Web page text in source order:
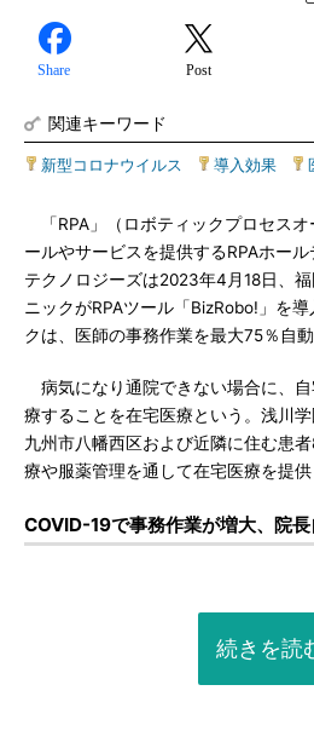
Share Post
関連キーワード
新型コロナウイルス 導入効果
「RPA」（ロボティックプロセス
ールやサービスを提供するRPAホー
テクノロジーズは2023年4月18日、
ニックがRPAツール「BizRobo!」を
クは、医師の事務作業を最大75％自動
病気になり通院できない場合に、
療することを在宅医療という。浅川
九州市八幡西区および近隣に住む患
療や服薬管理を通して在宅医療を提供
COVID-19で事務作業が増大、院
続きを読